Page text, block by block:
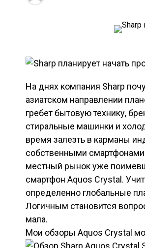
На днях компания Sharp
азиатском направлении
гребет бытовую технику,
стиральные машинки и
время залезть в карманы
собственными
местный рынок уже
смартфон Aquos Crystal.
определенно глобальные
Логичным становится
мала.
Мои обзоры Aquos Crystal